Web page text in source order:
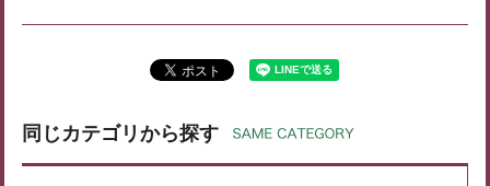
同じカテゴリから探す